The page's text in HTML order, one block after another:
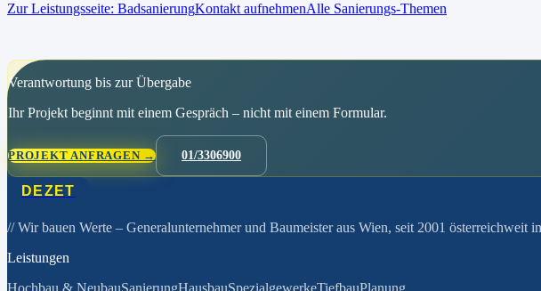
Zur Leistungsseite: BadsanierungKontakt aufnehmenAlle Sanierungs-Themen
Verantwortung bis zur Übergabe
Ihr Projekt beginnt mit einem Gespräch – nicht mit einem Formular.
PROJEKT ANFRAGEN → 01/3306900
DEZET
// Wir bauen Werte – Generalunternehmer und Baumeister aus Wien, seit 2001 österreichweit
Leistungen